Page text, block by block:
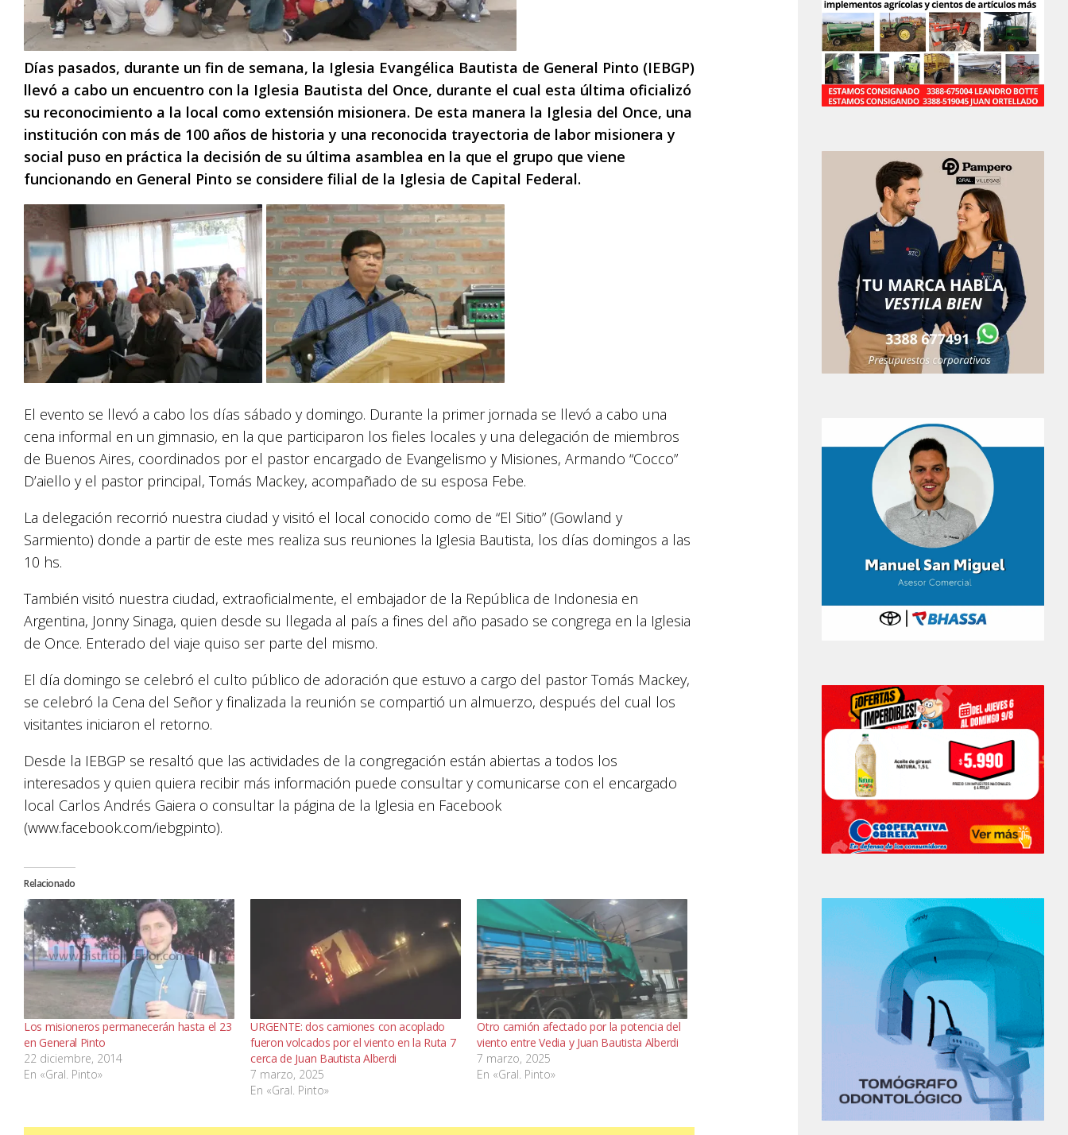
Días pasados, durante un fin de semana, la Iglesia Evangélica Bautista de General Pinto (IEBGP)
llevó a cabo un encuentro con la Iglesia Bautista del Once, durante el cual esta última oficializó
su reconocimiento a la local como extensión misionera. De esta manera la Iglesia del Once, una
institución con más de 100 años de historia y una reconocida trayectoria de labor misionera y
social puso en práctica la decisión de su última asamblea en la que el grupo que viene
funcionando en General Pinto se considere filial de la Iglesia de Capital Federal.
El evento se llevó a cabo los días sábado y domingo. Durante la primer jornada se llevó a cabo una
cena informal en un gimnasio, en la que participaron los fieles locales y una delegación de miembros
de Buenos Aires, coordinados por el pastor encargado de Evangelismo y Misiones, Armando “Cocco”
D’aiello y el pastor principal, Tomás Mackey, acompañado de su esposa Febe.
La delegación recorrió nuestra ciudad y visitó el local conocido como de “El Sitio” (Gowland y
Sarmiento) donde a partir de este mes realiza sus reuniones la Iglesia Bautista, los días domingos a las
10 hs.
También visitó nuestra ciudad, extraoficialmente, el embajador de la República de Indonesia en
Argentina, Jonny Sinaga, quien desde su llegada al país a fines del año pasado se congrega en la Iglesia
de Once. Enterado del viaje quiso ser parte del mismo.
El día domingo se celebró el culto público de adoración que estuvo a cargo del pastor Tomás Mackey,
se celebró la Cena del Señor y finalizada la reunión se compartió un almuerzo, después del cual los
visitantes iniciaron el retorno.
Desde la IEBGP se resaltó que las actividades de la congregación están abiertas a todos los
interesados y quien quiera recibir más información puede consultar y comunicarse con el encargado
local Carlos Andrés Gaiera o consultar la página de la Iglesia en Facebook
(www.facebook.com/iebgpinto).
Relacionado
Los misioneros permanecerán hasta el 23
en General Pinto
22 diciembre, 2014
En «Gral. Pinto»
URGENTE: dos camiones con acoplado
fueron volcados por el viento en la Ruta 7
cerca de Juan Bautista Alberdi
7 marzo, 2025
En «Gral. Pinto»
Otro camión afectado por la potencia del
viento entre Vedia y Juan Bautista Alberdi
7 marzo, 2025
En «Gral. Pinto»